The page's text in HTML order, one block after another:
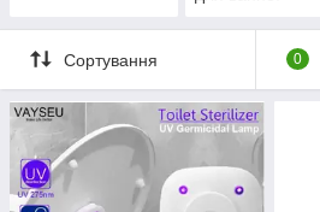
Сортування 0